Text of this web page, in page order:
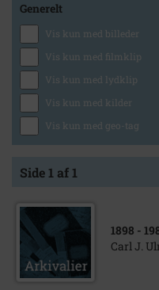
Generelt
Vis kun med billeder
Vis kun med filmklip
Vis kun med lydklip
Vis kun med kilder
Vis kun med geo-tag
Side 1 af 1
1898 -
Carl J.